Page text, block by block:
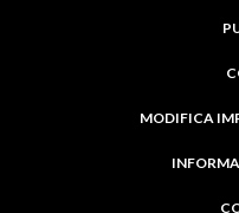
MODIFICA